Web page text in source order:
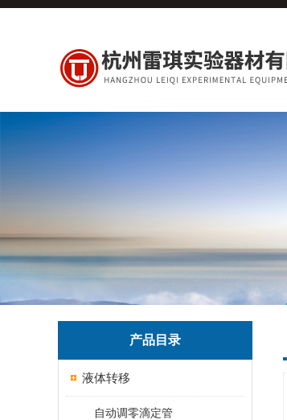
产品目录
液体转移
自动调零滴定管